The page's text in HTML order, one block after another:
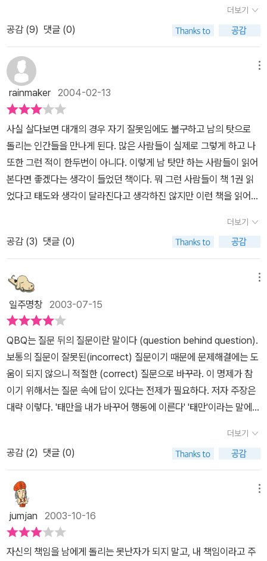
가 남보다 앞서 나갈수 있는 것인지를 알려주고 있다.그 해결방안은
고객의 입장에서 왜? 요구를 하고 무엇을 기다리는지를 알려고 노력
안에 대한 문제해결의 키워드를 큰 글자체에 밑줄을 그어 마음속에
새기도록 하고 있다.QBQ는 현재에 머물고자 안달하는 사람에게는
소용이 없다. 이는 진취적 사고의 소유자가 과연 어떤 사고로 업무나
일에 임하는지...그리고 그렇게 업무를 처리했을때의 결과가 어떻게
나타나는지에 대해 자세히 설명하므로서 적어도 몸을 움직이며 생산
활동을 하는 사람에게 하나의 교훈을 던져주고 있다. 이 책을 보며 아
직 구매를 하지 않았지만...몇 권 더 있는 '바보들은 항상....' 시리즈를
좀더 읽어야겠다는 생각이 든다.
아니다. 그런데 요즘 그 친구와 나 사이에 보이지 않는 벽이 생겼고 난
그 이유가 그 친구가 날 상사로서 봐 주지 않기 때문이라고 생각했다.
난 그 친구를 변화시켜야겠다고 속으로 생각하고 가급적 말은 안 하
고 행동으로 그 친구가 무엇인가 잘못하고 있다는 것을 깨닫게 해주
려고 했다. 그러나 다 허사였다. 나의 행동은 꼭 화가 난 사람같았기
때문이었다. 지금 생각하니 너무 부끄럽다.그러나 이 책을 읽은 후, 난
내가 참 어리석고 현명하지 못했음을 깨닫았다. 난 그 친구만 변화시
키려고 했지 어리석은 나 자신이 변화하려고는 노력하지 않았던 것이
다. 그 친구만 탓한 것이다. 모든 잘못은 나에게 있는데... 그리고 너무
부정적으로 생각하고 있는 내 자신을 반성한다. 이 책에선 진정한 배
움이란 '알고 있는 것'을 '행동'으로 옮기는 과정이고, 이것이 바로 '변
화'라고 말하고 있다. 너무 공감하는 부분이다. 나의 잘못을 깨달았으
니 이젠 실천만이 남았는데... 잘 될 지 모르겠다. 누군가를 그 사람 그
자체로 인정하는 것....책의 이 구절로 마무리짓고자 한다. '하느님(나
차이를 깨달을 수 있는 지혜를 주시옵소서.'(P.118)
더보기
공감 (9) 댓글 (0)
rainmaker2004-02-13
사실 살다보면 대개의 경우 자기 잘못임에도 불구하고 남의 탓으로
돌리는 인간들을 만나게 된다. 많은 사람들이 실제로 그렇게 하고 나
또한 그런 적이 한두번이 아니다. 이렇게 남 탓만 하는 사람들이 읽어
본다면 좋겠다는 생각이 들었던 책이다. 뭐 그런 사람들이 책 1권 읽
었다고 태도와 생각이 달라진다고 생각하진 않지만 이런 책을 읽어서
고 본다. 다만 항상 말하고 싶은 것은 책을 믿을 필요는 없다는 것이
다. 모든 책이 진실만을 말하고 옳은 말만 하는 것은 아니기에 말이다.
그리고 나도 이책을 읽었지만 변한 것은 별로 없는 것 같다.
더보기
공감 (3) 댓글 (0)
일주명창2003-07-15
QBQ는 질문 뒤의 질문이란 말이다 (question behind question).
보통의 질문이 잘못된(incorrect) 질문이기 때문에 문제해결에는 도
움이 되지 않으니 적절한 (correct) 질문으로 바꾸라. 이 명제가 참
이기 위해서는 질문 속에 답이 있다는 전제가 필요하다. 저자 주장은
대략 이렇다. '태만을 내가 바꾸어 행동에 이른다' '태만'이라는 말에는
가 대입된다. '내가' 라는 것은 책임을, '바꾼다'는 것은 배움과 성장을
의미한다. 그 변화의 무기가 QBQ이다. '왜', '누가' 보다는 '무엇'으로
질문방식을 바꾸면 된다. 관리자인 내가 모든 걸 책임 져야 하나요?
저자는 답한다. 책임을 지는 게 리더가 아니라 문제를 define하는 것
이 리더이므로 힘을 아래사람에게 실어주세요. 결국 책임의 또 다른
정의에 불과하다.
더보기
공감 (2) 댓글 (0)
jumjan 2003-10-16
자신의 책임을 남에게 돌리는 못난자가 되지 말고, 내 책임이라고 주